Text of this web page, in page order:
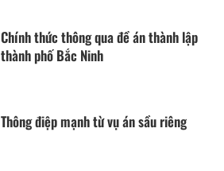
Chính thức thông qua đề án thành lập
thành phố Bắc Ninh
Thông điệp mạnh từ vụ án sầu riêng